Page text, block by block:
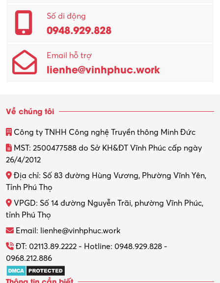
Quản lý – Giám đốc
Quản lý chất lượng – QC
Quản lý sản xuất
Quản trị kinh doanh
Thiết kế nội thất
Thợ máy – Ô tô – Xe máy
Thực tập
Tổ chức sự kiện – Quà tặng
Trợ lý
Số di động
0948.929.828
Email hỗ trợ
lienhe@vinhphuc.work
Về chúng tôi
Công ty TNHH Công nghệ Truyền thông Minh Đức
MST: 2500477588 do Sở KH&ĐT Vĩnh Phúc cấp ngày
26/4/2012
Địa chỉ: Số 83 đường Hùng Vương, Phường Vĩnh Yên,
Tỉnh Phú Thọ
VPGD: Số 14 đường Nguyễn Trãi, phường Vĩnh Phúc,
tỉnh Phú Thọ
Email: lienhe@vinhphuc.work
ĐT: 02113.89.2222 - Hotline: 0948.929.828 -
0968.212.886